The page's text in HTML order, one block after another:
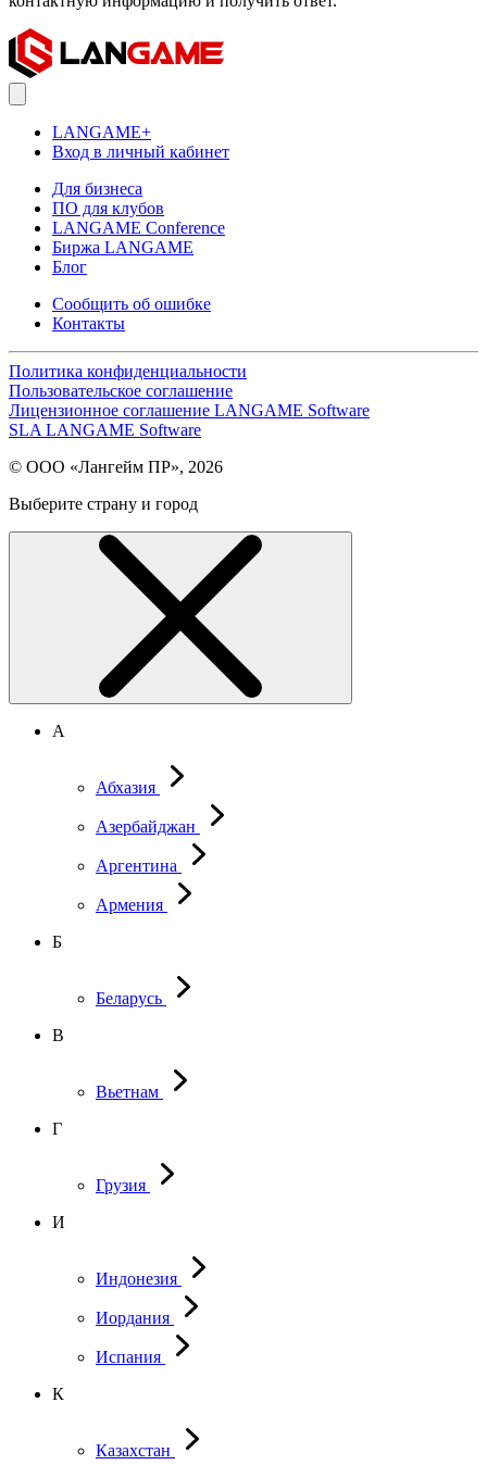
LANGAME+
Вход в личный кабинет
Для бизнеса
ПО для клубов
LANGAME Conference
Биржа LANGAME
Блог
Сообщить об ошибке
Контакты
Политика конфиденциальности
Пользовательское соглашение
Лицензионное соглашение LANGAME Software
SLA LANGAME Software
© ООО «Лангейм ПР», 2026
Выберите страну и город
А
Абхазия
Азербайджан
Аргентина
Армения
Б
Беларусь
В
Вьетнам
Г
Грузия
И
Индонезия
Иордания
Испания
К
Казахстан